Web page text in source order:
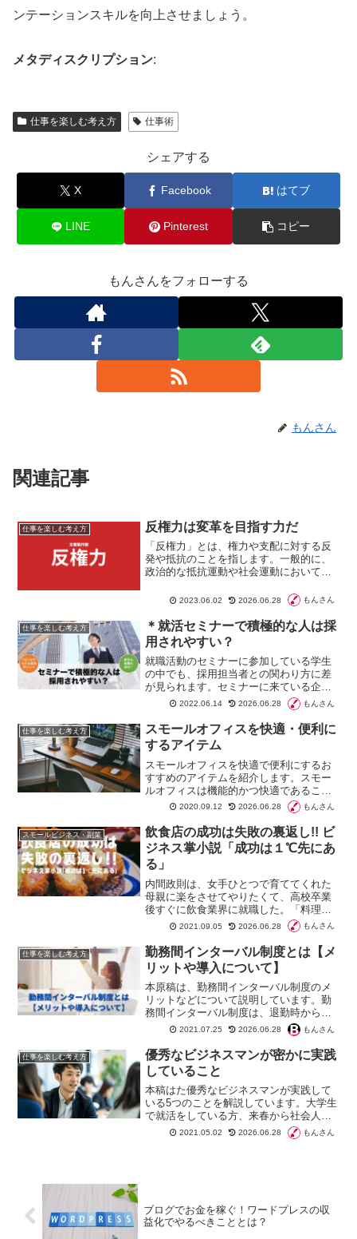
ンテーションスキルを向上させましょう。
メタディスクリプション:
仕事を楽しむ考え方 仕事術
シェアする
X Facebook はてブ
LINE Pinterest コピー
もんさんをフォローする
もんさん
関連記事
仕事を楽しむ考え方 反権力は変革を目指す力だ
「反権力」とは、権力や支配に対する反
発や抵抗のことを指します。一般的に、
政治的な抵抗運動や社会運動において用
な立場から、権力に対する抵抗や反乱を
行い、社会の変革を目指すことが目的で
す。
2023.06.02 2026.06.28 もんさん
仕事を楽しむ考え方
＊就活セミナーで積極的な人は採
用されやすい？
就職活動のセミナーに参加している学生
の中でも、採用担当者との関わり方に差
が見られます。セミナーに来ている企業
ブースは出入りが制限されていないにも
かかわらず、積極的な行動をとっていな
い学生も多くいるようです。本コラムで
はセミナーに積極的になることのメリッ
トなとを説明しています。
2022.06.14 2026.06.28 もんさん
仕事を楽しむ考え方
スモールオフィスを快適・便利に
するアイテム
スモールオフィスを快適で便利にするお
すすめのアイテムを紹介します。スモー
ルオフィスは機能的かつ快適であること
が使いやすさの秘訣です。本コラムでは
浄水器、デスク、収納などの他、シェル
フや観葉植物などを紹介しています。
2020.09.12 2026.06.28 もんさん
スモールビジネス・副業
飲食店の成功は失敗の裏返し!! ビ
ジネス掌小説「成功は１℃先にあ
る」
内間政則は、女手ひとつで育ててくれた
母親に楽をさせてやりたくて、高校卒業
後すぐに飲食業界に就職した。「料理学
校に通えない自分は、人の倍は働かなけ
ればいけない」。そう考えた内間は、寝
る間も惜しんで修行に励んだ。そして、
23歳のときに、念願の独立を果たす。
2021.09.05 2026.06.28 もんさん
仕事を楽しむ考え方
勤務間インターバル制度とは【メ
リットや導入について】
本原稿は、勤務間インターバル制度のメ
リットなどについて説明しています。勤
務間インターバル制度は、退勤時から出
勤時までに一定の休息を確保すること
で、労働者の生活時間や睡眠時間を確保
する制度です。勤務間インターバル制度
を導入することで従業員の労働意欲や業
務におけるミス、効率的な人材活用など
も期待されます。
2021.07.25 2026.06.28 もんさん
仕事を楽しむ考え方
優秀なビジネスマンが密かに実践
していること
本稿はた優秀なビジネスマンが実践して
いる5つのことを解説しています。大学生
で就活をしている方、来春から社会人に
なる方、新入社員でビジネススキルを向
上させたい方、優秀な会社員になりたい
2021.05.02 2026.06.28 もんさん
ブログでお金を稼ぐ！ワードプレスの収
益化でやるべきこととは？